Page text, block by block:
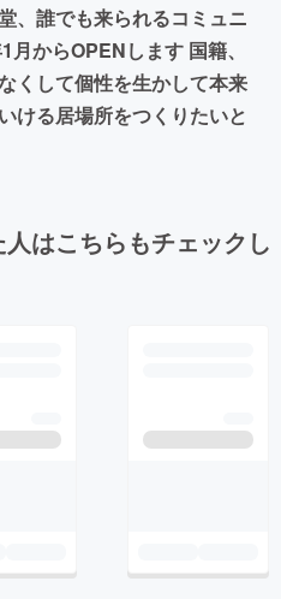
、誰でも来られるコミュニ
からOPENします 国籍、
くして個性を生かして本来
ける居場所をつくりたいと
はこちらもチェックし